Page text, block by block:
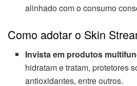
alinhado com o consumo
Como adotar o Skin
Invista em produtos
hidratam e tratam, protetores
antioxidantes, entre outros.